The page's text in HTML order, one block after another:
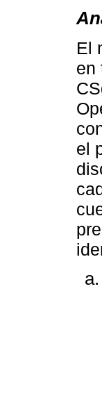
El
en
el